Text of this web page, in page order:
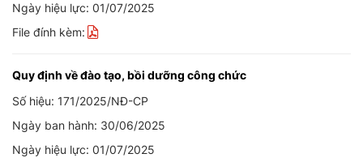
Ngày hiệu lực: 01/07/2025
File đính kèm:
Quy định về đào tạo, bồi dưỡng công chức
Số hiệu: 171/2025/NĐ-CP
Ngày ban hành: 30/06/2025
Ngày hiệu lực: 01/07/2025